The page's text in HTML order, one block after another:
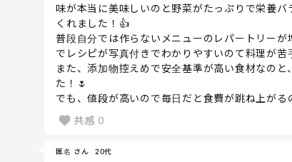
味が本当に美味しいのと野菜がたっぷりで栄養
くれました！👍
普段自分では作らないメニューのレパートリー
でレシピが写真付きでわかりやすいのて料理が
また、添加物控えめで安全基準が高い食材なの
た！🌷
でも、値段が高いので毎日だと食費が跳ね上が
共感 0
匿名 さん
20代